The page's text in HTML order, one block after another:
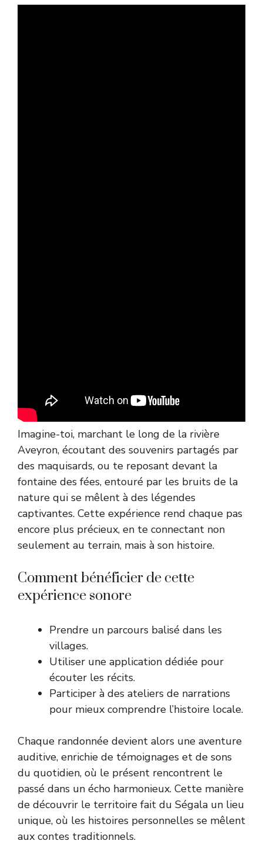
Imagine-toi, marchant le long de la rivière
Aveyron, écoutant des souvenirs partagés par
des maquisards, ou te reposant devant la
fontaine des fées, entouré par les bruits de la
nature qui se mêlent à des légendes
captivantes. Cette expérience rend chaque pas
encore plus précieux, en te connectant non
seulement au terrain, mais à son histoire.
Comment bénéficier de cette
expérience sonore
Prendre un parcours balisé dans les
villages.
Utiliser une application dédiée pour
écouter les récits.
Participer à des ateliers de narrations
pour mieux comprendre l’histoire locale.
Chaque randonnée devient alors une aventure
auditive, enrichie de témoignages et de sons
du quotidien, où le présent rencontrent le
passé dans un écho harmonieux. Cette manière
de découvrir le territoire fait du Ségala un lieu
unique, où les histoires personnelles se mêlent
aux contes traditionnels.